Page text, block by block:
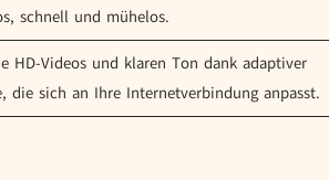
schnell und mühelos.
HD-Videos und klaren Ton dank adaptiver
die sich an Ihre Internetverbindung anpasst.